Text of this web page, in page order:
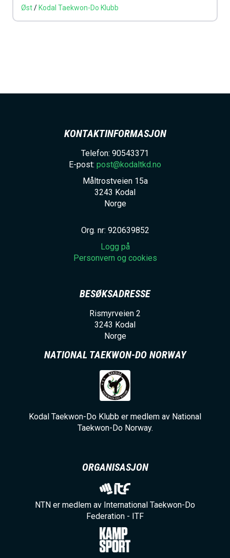
Øst/ Kodal Taekwon-Do Klubb
KONTAKTINFORMASJON
Telefon: 90543371
E-post: post@kodaltkd.no
Måltrostveien 15a
3243 Kodal
Norge
Org. nr: 920639852
Logg på
Personvern og cookies
BESØKSADRESSE
Rismyrveien 2
3243 Kodal
Norge
NATIONAL TAEKWON-DO NORWAY
Kodal Taekwon-Do Klubb er medlem av National
Taekwon-Do Norway.
ORGANISASJON
NTN er medlem av International Taekwon-Do
Federation - ITF